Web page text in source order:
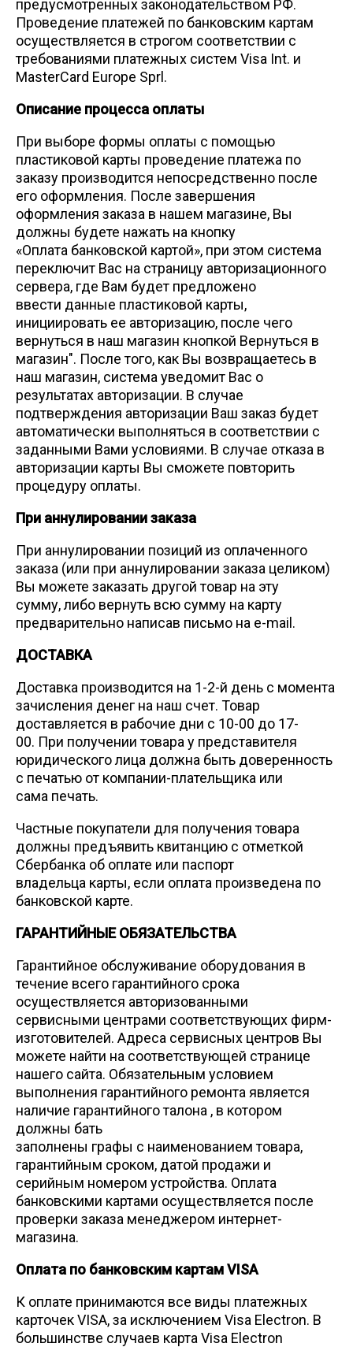
предусмотренных законодательством РФ.
Проведение платежей по банковским картам
осуществляется в строгом соответствии с
требованиями платежных систем Visa Int. и
MasterCard Europe Sprl.
Описание процессa оплаты
При выборе формы оплаты с помощью
пластиковой карты проведение платежа по
заказу производится непосредственно после
его оформления. После завершения
оформления заказа в нашем магазине, Вы
должны будете нажать на кнопку
«Оплата банковской картой», при этом система
переключит Вас на страницу авторизационного
сервера, где Вам будет предложено
ввести данные пластиковой карты,
инициировать ее авторизацию, после чего
вернуться в наш магазин кнопкой Вернуться в
магазин". После того, как Вы возвращаетесь в
наш магазин, система уведомит Вас о
результатах авторизации. В случае
подтверждения авторизации Ваш заказ будет
автоматически выполняться в соответствии с
заданными Вами условиями. В случае отказа в
авторизации карты Вы сможете повторить
процедуру оплаты.
При аннулировании заказа
При аннулировании позиций из оплаченного
заказа (или при аннулировании заказа целиком)
Вы можете заказать другой товар на эту
сумму, либо вернуть всю сумму на карту
предварительно написав письмо на e-mail.
ДОСТАВКА
Доставка производится на 1-2-й день с момента
зачисления денег на наш счет. Товар
доставляется в рабочие дни с 10-00 до 17-
00. При получении товара у представителя
юридического лица должна быть доверенность
с печатью от компании-плательщика или
сама печать.
Частные покупатели для получения товара
должны предъявить квитанцию с отметкой
Сбербанка об оплате или паспорт
владельца карты, если оплата произведена по
банковской карте.
ГАРАНТИЙНЫЕ ОБЯЗАТЕЛЬСТВА
Гарантийное обслуживание оборудования в
течение всего гарантийного срока
осуществляется авторизованными
сервисными центрами соответствующих фирм-
изготовителей. Адреса сервисных центров Вы
можете найти на соответствующей странице
нашего сайта. Обязательным условием
выполнения гарантийного ремонта является
наличие гарантийного талона , в котором
должны бать
заполнены графы с наименованием товара,
гарантийным сроком, датой продажи и
серийным номером устройства. Оплата
банковскими картами осуществляется после
проверки заказа менеджером интернет-
магазина.
Оплата по банковским картам VISA
К оплате принимаются все виды платежных
карточек VISA, за исключением Visa Electron. В
большинстве случаев карта Visa Electron